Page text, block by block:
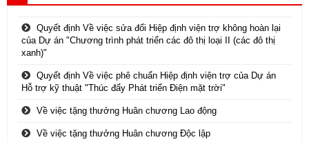
Quyết định Về việc sửa đổi Hiệp định viện trợ không hoàn lại
của Dự án "Chương trình phát triển các đô thị loại II (các đô thị
xanh)"
Quyết định Về việc phê chuẩn Hiệp định viện trợ của Dự án
Hỗ trợ kỹ thuật "Thúc đẩy Phát triển Điện mặt trời"
Về việc tặng thưởng Huân chương Lao động
Về việc tặng thưởng Huân chương Độc lập